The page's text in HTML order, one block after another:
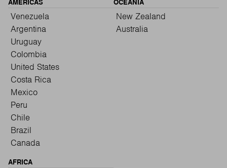
AMERICAS
Venezuela
Argentina
Uruguay
Colombia
United States
Costa Rica
Mexico
Peru
Chile
Brazil
Canada
OCEANIA
New Zealand
Australia
AFRICA